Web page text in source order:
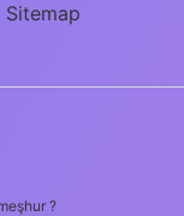
Sitemap
?